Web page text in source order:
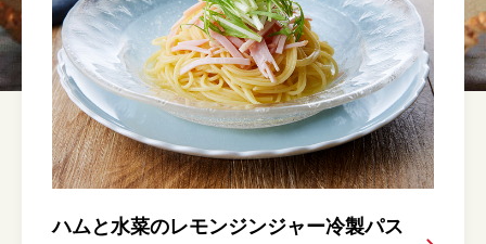
ハムと水菜のレモンジンジャー冷製パス